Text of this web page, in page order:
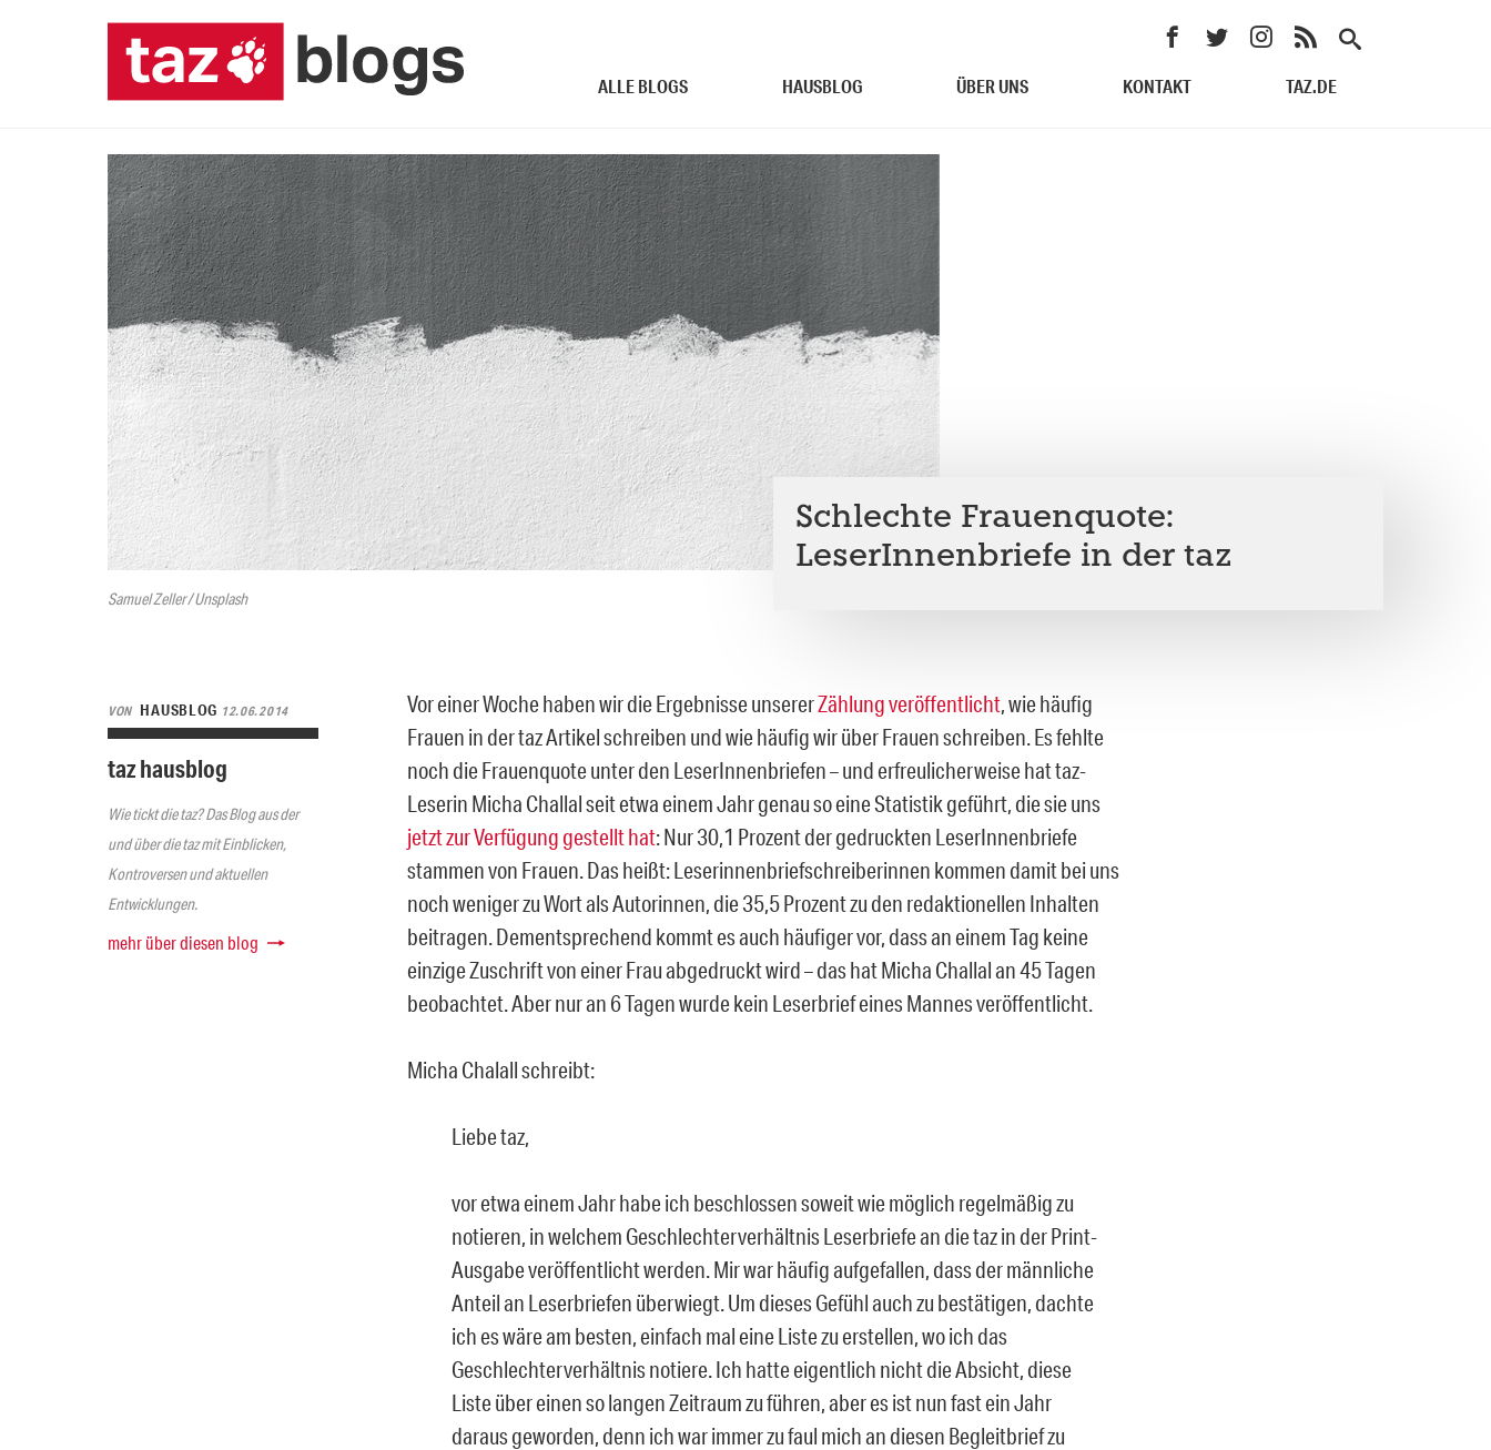
ALLE BLOGS HAUSBLOG ÜBER UNS KONTAKT TAZ.DE
Samuel Zeller / Unsplash
Schlechte Frauenquote:
LeserInnenbriefe in der taz
VON HAUSBLOG 12.06.2014
taz hausblog
Wie tickt die taz? Das Blog aus der
und über die taz mit Einblicken,
Kontroversen und aktuellen
Entwicklungen.
mehr über diesen blog
Vor einer Woche haben wir die Ergebnisse unsererZählung veröffentlicht, wie häufig
Frauen in der taz Artikel schreiben und wie häufig wir über Frauen schreiben. Es fehlte
noch die Frauenquote unter den LeserInnenbriefen – und erfreulicherweise hat taz-
Leserin Micha Challal seit etwa einem Jahr genau so eine Statistik geführt, die sie uns
jetzt zur Verfügung gestellt hat: Nur 30,1 Prozent der gedruckten LeserInnenbriefe
stammen von Frauen. Das heißt: Leserinnenbriefschreiberinnen kommen damit bei uns
noch weniger zu Wort als Autorinnen, die 35,5 Prozent zu den redaktionellen Inhalten
beitragen. Dementsprechend kommt es auch häufiger vor, dass an einem Tag keine
einzige Zuschrift von einer Frau abgedruckt wird – das hat Micha Challal an 45 Tagen
beobachtet. Aber nur an 6 Tagen wurde kein Leserbrief eines Mannes veröffentlicht.
Micha Chalall schreibt:
Liebe taz,
vor etwa einem Jahr habe ich beschlossen soweit wie möglich regelmäßig zu
notieren, in welchem Geschlechterverhältnis Leserbriefe an die taz in der Print-
Ausgabe veröffentlicht werden. Mir war häufig aufgefallen, dass der männliche
Anteil an Leserbriefen überwiegt. Um dieses Gefühl auch zu bestätigen, dachte
ich es wäre am besten, einfach mal eine Liste zu erstellen, wo ich das
Geschlechterverhältnis notiere. Ich hatte eigentlich nicht die Absicht, diese
Liste über einen so langen Zeitraum zu führen, aber es ist nun fast ein Jahr
daraus geworden, denn ich war immer zu faul mich an diesen Begleitbrief zu